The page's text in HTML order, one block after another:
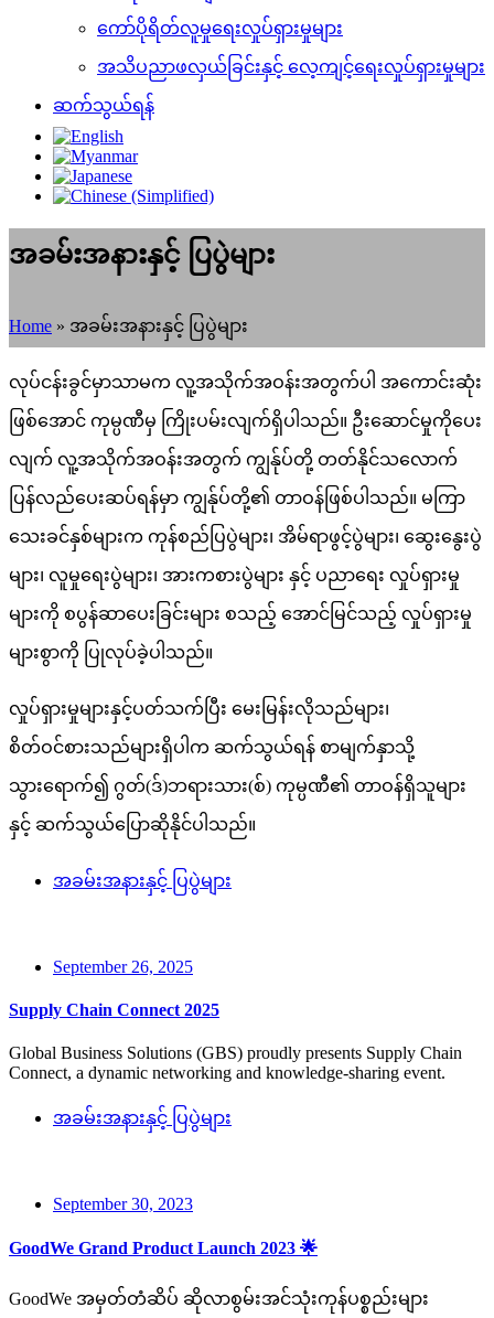
ကော်ပိုရိတ်လူမှုရေးလှုပ်ရှားမှုများ
အသိပညာဖလှယ်ခြင်းနှင့် လေ့ကျင့်ရေးလှုပ်ရှားမှုများ
ဆက်သွယ်ရန်
အခမ်းအနားနှင့် ပြပွဲများ
Home » အခမ်းအနားနှင့် ပြပွဲများ
လုပ်ငန်းခွင်မှာသာမက လူ့အသိုက်အဝန်းအတွက်ပါ အကောင်းဆုံး
ဖြစ်အောင် ကုမ္ပဏီမှ ကြိုးပမ်းလျက်ရှိပါသည်။ ဦးဆောင်မှုကိုပေး
လျက် လူ့အသိုက်အဝန်းအတွက် ကျွန်ုပ်တို့ တတ်နိုင်သလောက်
ပြန်လည်ပေးဆပ်ရန်မှာ ကျွန်ုပ်တို့၏ တာဝန်ဖြစ်ပါသည်။ မကြာ
သေးခင်နှစ်များက ကုန်စည်ပြပွဲများ၊ အိမ်ရာဖွင့်ပွဲများ၊ ဆွေးနွေးပွဲ
များ၊ လူမှုရေးပွဲများ၊ အားကစားပွဲများ နှင့် ပညာရေး လှုပ်ရှားမှု
များကို စပွန်ဆာပေးခြင်းများ စသည့် အောင်မြင်သည့် လှုပ်ရှားမှု
များစွာကို ပြုလုပ်ခဲ့ပါသည်။
လှုပ်ရှားမှုများနှင့်ပတ်သက်ပြီး မေးမြန်းလိုသည်များ၊
စိတ်ဝင်စားသည်များရှိပါက ဆက်သွယ်ရန် စာမျက်နှာသို့
သွားရောက်၍ ဂွတ်(ဒ်)ဘရားသား(စ်) ကုမ္ပဏီ၏ တာဝန်ရှိသူများ
နှင့် ဆက်သွယ်ပြောဆိုနိုင်ပါသည်။
အခမ်းအနားနှင့် ပြပွဲများ
September 26, 2025
Supply Chain Connect 2025
Global Business Solutions (GBS) proudly presents Supply Chain
Connect, a dynamic networking and knowledge-sharing event.
အခမ်းအနားနှင့် ပြပွဲများ
September 30, 2023
GoodWe Grand Product Launch 2023 🌟
GoodWe အမှတ်တံဆိပ် ဆိုလာစွမ်းအင်သုံးကုန်ပစ္စည်းများ